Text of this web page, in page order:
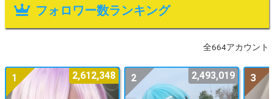
フォロワー数ランキング
全664アカウント
1 2,612,348 2 2,493,019 3